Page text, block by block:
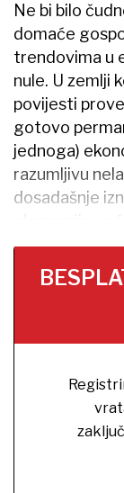
Ne bi bilo
domaće
trendovima u
nule. U zemlji
povijesti
gotovo
jednoga)
razumljivu
dosadašnje